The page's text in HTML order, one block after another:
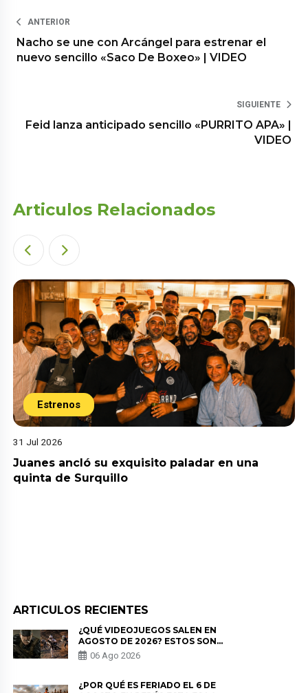
ANTERIOR
Nacho se une con Arcángel para estrenar el
nuevo sencillo «Saco De Boxeo» | VIDEO
SIGUIENTE
Feid lanza anticipado sencillo «PURRITO APA» |
VIDEO
Articulos Relacionados
Estrenos
31 Jul 2026
Juanes ancló su exquisito paladar en una
quinta de Surquillo
ARTICULOS RECIENTES
¿QUÉ VIDEOJUEGOS SALEN EN
AGOSTO DE 2026? ESTOS SON
LOS ESTRENOS MÁS ESPERADOS
06 Ago 2026
¿POR QUÉ ES FERIADO EL 6 DE